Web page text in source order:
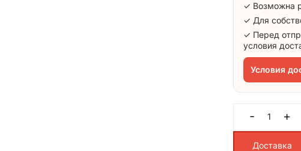
✓ Возможна
✓ Для
✓ Перед
условия
Условия
- +
Доставка